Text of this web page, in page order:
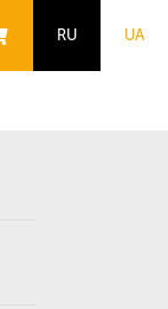
RU UA